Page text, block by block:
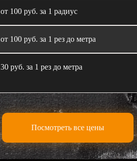
от 100 руб. за 1 радиус
от 100 руб. за 1 рез до метра
30 руб. за 1 рез до метра
Посмотреть все цены